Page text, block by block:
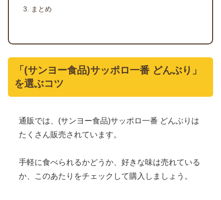
まとめ
「(サンヨー食品)サッポロ一番 どんぶり」
を選ぶコツ
通販では、(サンヨー食品)サッポロ一番 どんぶりは
たくさん販売されています。
手軽に食べられるかどうか、好きな味は売れている
か、このあたりをチェックして購入しましょう。